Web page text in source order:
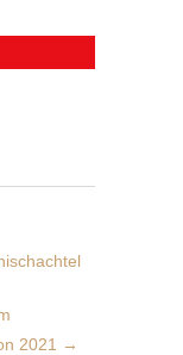
2021
→